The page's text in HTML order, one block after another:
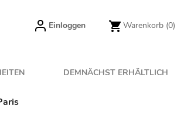
Einloggen Warenkorb (0)
DEMNÄCHST ERHÄLTLICH